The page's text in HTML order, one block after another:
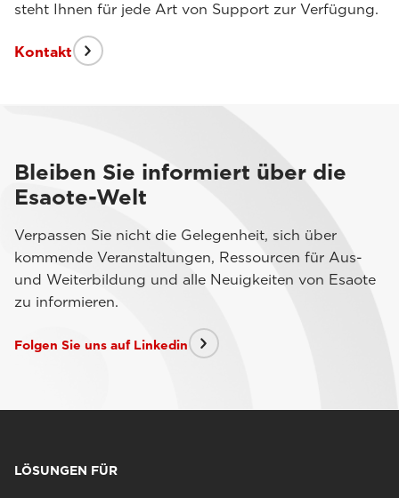
steht Ihnen für jede Art von Support zur Verfügung.
Kontakt
Bleiben Sie informiert über die
Esaote-Welt
Verpassen Sie nicht die Gelegenheit, sich über
kommende Veranstaltungen, Ressourcen für Aus-
und Weiterbildung und alle Neuigkeiten von Esaote
zu informieren.
Folgen Sie uns auf Linkedin
LÖSUNGEN FÜR